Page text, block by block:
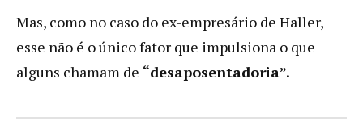
Mas, como no caso do ex-empresário de Haller,
esse não é o único fator que impulsiona o que
alguns chamam de “desaposentadoria”.